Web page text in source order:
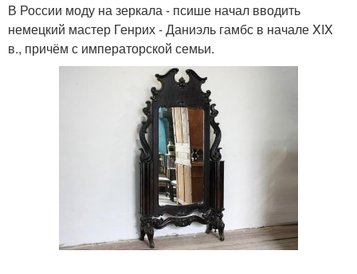
В России моду на зеркала - псише начал вводить
немецкий мастер Генрих - Даниэль гамбс в начале XIX
в., причём с императорской семьи.